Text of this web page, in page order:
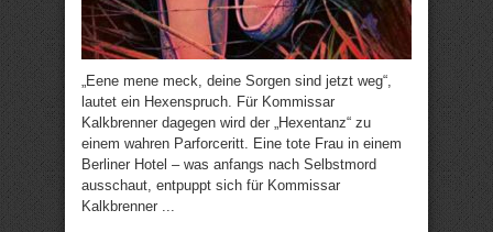
„Eene mene meck, deine Sorgen sind jetzt weg“,
lautet ein Hexenspruch. Für Kommissar
Kalkbrenner dagegen wird der „Hexentanz“ zu
einem wahren Parforceritt. Eine tote Frau in einem
Berliner Hotel – was anfangs nach Selbstmord
ausschaut, entpuppt sich für Kommissar
Kalkbrenner ...